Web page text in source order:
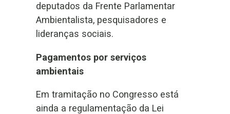
deputados da Frente Parlamentar
Ambientalista, pesquisadores e
lideranças sociais.
Pagamentos por serviços
ambientais
Em tramitação no Congresso está
ainda a regulamentação da Lei